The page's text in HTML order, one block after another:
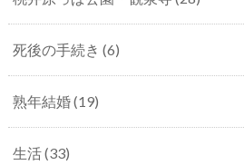
死後の手続き (6)
熟年結婚(19)
生活(33)